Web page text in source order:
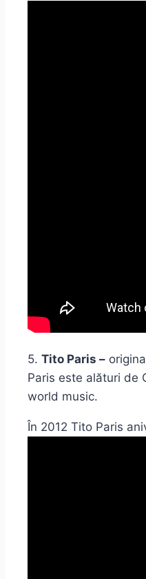
5. Tito Paris –
Paris este alături de
world music.
În 2012 Tito Paris